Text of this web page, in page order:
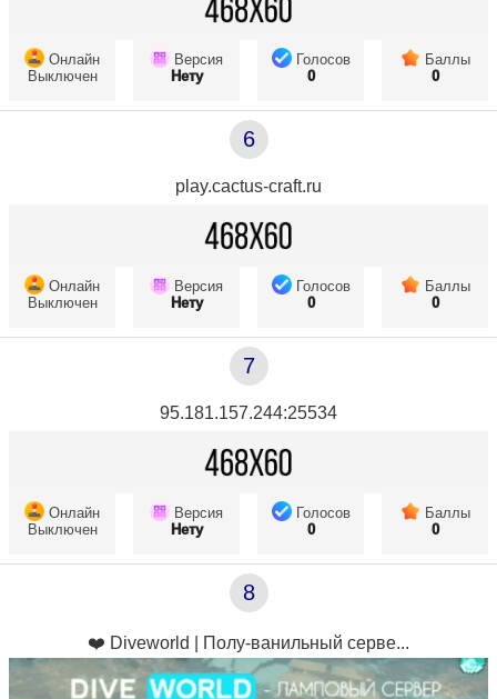
Онлайн
Выключен
Версия
Нету
Голосов
0
Баллы
0
6
play.cactus-craft.ru
Онлайн
Выключен
Версия
Нету
Голосов
0
Баллы
0
7
95.181.157.244:25534
Онлайн
Выключен
Версия
Нету
Голосов
0
Баллы
0
8
❤️ Diveworld | Полу-ванильный серве...